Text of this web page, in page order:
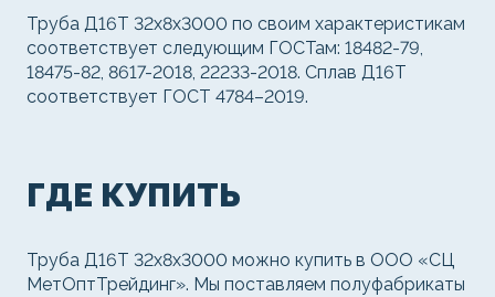
Труба Д16Т 32х8х3000 по своим характеристикам
соответствует следующим ГОСТам: 18482-79,
18475-82, 8617-2018, 22233-2018. Сплав Д16Т
соответствует ГОСТ 4784–2019.
ГДЕ КУПИТЬ
Труба Д16Т 32х8х3000 можно купить в ООО «СЦ
МетОптТрейдинг». Мы поставляем полуфабрикаты